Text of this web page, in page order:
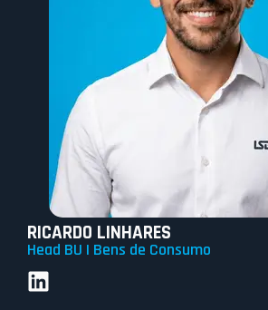
RICARDO LINHARES
Head BU | Bens de Consumo